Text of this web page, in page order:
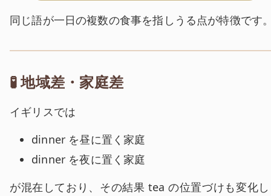
同じ語が一日の複数の食事を指しうる点が特徴です
🧪 地域差・家庭差
イギリスでは
dinner を昼に置く家庭
dinner を夜に置く家庭
が混在しており、その結果 tea の位置づけも変化